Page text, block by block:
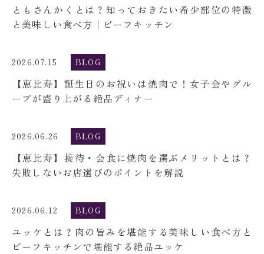
ともさんかくとは？知っておきたい希少部位の特徴
と美味しい食べ方│ビーフキッチン
2026.07.15 BLOG
【恵比寿】誕生日のお祝いは焼肉で！女子会やグル
ープが盛り上がる絶品ディナー
2026.06.26 BLOG
【恵比寿】接待・会食に焼肉を選ぶメリットとは？
失敗しないお店選びのポイントを解説
2026.06.12 BLOG
ユッケとは？肉の旨みを堪能する美味しい食べ方と
ビーフキッチンで堪能する絶品ユッケ